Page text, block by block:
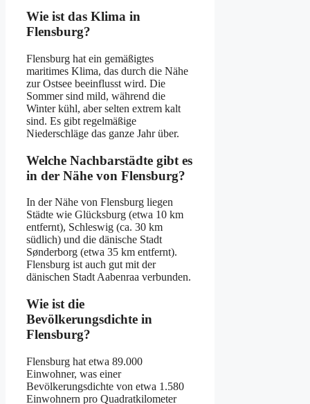
Wie ist das Klima in
Flensburg?
Flensburg hat ein gemäßigtes
maritimes Klima, das durch die Nähe
zur Ostsee beeinflusst wird. Die
Sommer sind mild, während die
Winter kühl, aber selten extrem kalt
sind. Es gibt regelmäßige
Niederschläge das ganze Jahr über.
Welche Nachbarstädte gibt es
in der Nähe von Flensburg?
In der Nähe von Flensburg liegen
Städte wie Glücksburg (etwa 10 km
entfernt), Schleswig (ca. 30 km
südlich) und die dänische Stadt
Sønderborg (etwa 35 km entfernt).
Flensburg ist auch gut mit der
dänischen Stadt Aabenraa verbunden.
Wie ist die
Bevölkerungsdichte in
Flensburg?
Flensburg hat etwa 89.000
Einwohner, was einer
Bevölkerungsdichte von etwa 1.580
Einwohnern pro Quadratkilometer